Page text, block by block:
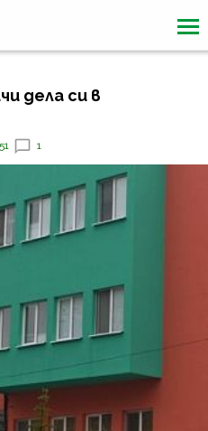
дела си в
1